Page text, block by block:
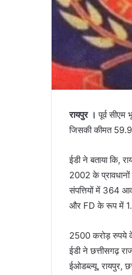
रायपुर ।पूर्व
जिसकी कीमत
ईडी ने बताया कि,
2002 के
संपत्तियों में 364
और FD के रूप में
2500 करोड़ रुपये
ईडी ने छत्तीसगढ़
ईओडब्ल्यू, रायपुर,